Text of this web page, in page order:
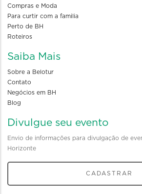
Compras e Moda
Para curtir com a familia
Perto de BH
Roteiros
Saiba Mais
Sobre a Belotur
Contato
Negócios em BH
Blog
Divulgue seu evento
Envio de informações para divulgação de
Horizonte
CADASTRAR